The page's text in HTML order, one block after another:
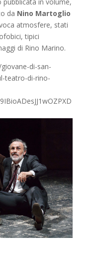
da Nino Martoglio
atmosfere, stati
tipici
di Rino Marino.
di-san-
teatro-di-rino-